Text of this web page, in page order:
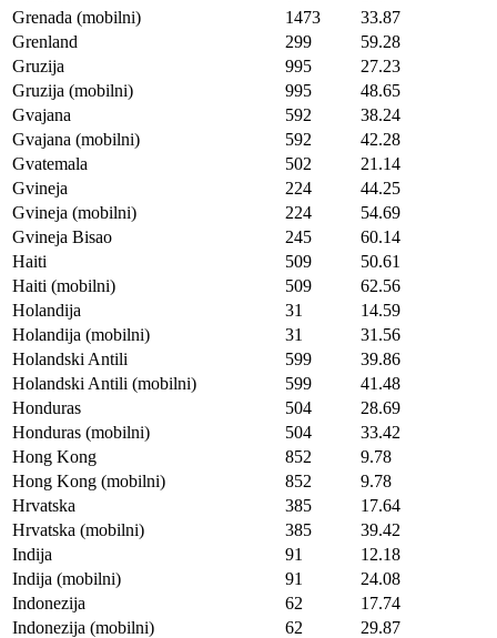
Grenada (mobilni)
1473
33.87
Grenland
299
59.28
Gruzija
995
27.23
Gruzija (mobilni)
995
48.65
Gvajana
592
38.24
Gvajana (mobilni)
592
42.28
Gvatemala
502
21.14
Gvineja
224
44.25
Gvineja (mobilni)
224
54.69
Gvineja Bisao
245
60.14
Haiti
509
50.61
Haiti (mobilni)
509
62.56
Holandija
31
14.59
Holandija (mobilni)
31
31.56
Holandski Antili
599
39.86
Holandski Antili (mobilni)
599
41.48
Honduras
504
28.69
Honduras (mobilni)
504
33.42
Hong Kong
852
9.78
Hong Kong (mobilni)
852
9.78
Hrvatska
385
17.64
Hrvatska (mobilni)
385
39.42
Indija
91
12.18
Indija (mobilni)
91
24.08
Indonezija
62
17.74
Indonezija (mobilni)
62 29.87